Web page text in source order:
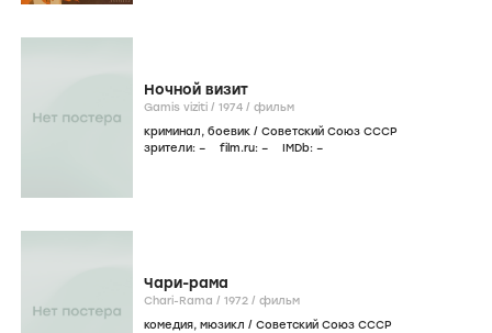
Ночной визит
Gamis viziti / 1974 / фильм
криминал, боевик / Советский Союз СССР
зрители: – film.ru: – IMDb: –
Чари-рама
Chari-Rama / 1972 / фильм
комедия, мюзикл / Советский Союз СССР